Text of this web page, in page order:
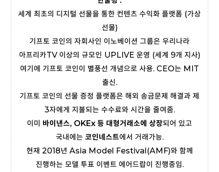
세계 최초의 디지털 선물을 통한 컨텐츠 수익화 플랫폼 (가상
선물)
기프토 코인의 자회사인 이노베이션 그룹은 우리나라
아프리카TV 이상의 규모인 UPLIVE 운영 (세계 9개 지사)
여기에 기프토 코인이 별풍선 개념으로 사용. CEO는 MIT
출신.
기프토 코인의 선물 증정 플랫폼은 해외 송금문제 해결과 제
3자에게 지불되는 수수료와 시간을 줄여줌.
이미 바이낸스, OKEx 등 대형거래소에 상장되어 있고
국내에는 코인네스트에서 거래가능.
현재 2018년 Asia Model Festival(AMF)와 함께
진행하는 모델 투표 이벤트 에어드랍이 진행중임.